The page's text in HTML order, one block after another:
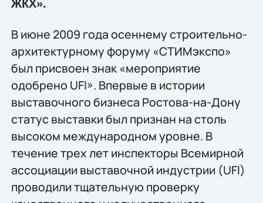
ЖКХ».
В июне 2009 года осеннему строительно-
архитектурному форуму «СТИМэкспо»
был присвоен знак «мероприятие
одобрено UFI». Впервые в истории
выставочного бизнеса Ростова-на-Дону
статус выставки был признан на столь
высоком международном уровне. В
течение трех лет инспекторы Всемирной
ассоциации выставочной индустрии (UFI)
проводили тщательную проверку